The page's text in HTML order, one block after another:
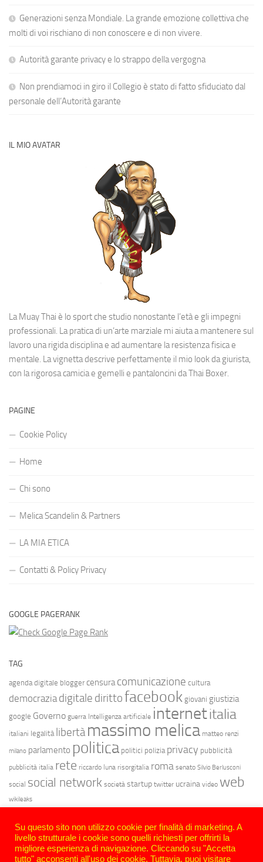
Generazioni senza Mondiale. La grande emozione collettiva che
molti di voi rischiano di non conoscere e di non vivere.
Autorità garante privacy e lo strappo della vergogna
Non prendiamoci in giro il Collegio è stato di fatto sfiduciato dal
personale dell’Autorità garante
IL MIO AVATAR
La Muay Thai è lo sport che studio nonostante l’età e gli impegni
professionali. La pratica di un’arte marziale mi aiuta a mantenere sul
lavoro una rigida disciplina e ad aumentare la resistenza fisica e
mentale. La vignetta descrive perfettamente il mio look da giurista,
con la rigorosa camicia e gemelli e pantaloncini da Thai Boxer.
PAGINE
Cookie Policy
Home
Chi sono
Melica Scandelin & Partners
LA MIA ETICA
Contatti & Policy Privacy
GOOGLE PAGERANK
TAG
agenda digitale blogger censura comunicazione cultura
democrazia digitale dirittofacebook giovani giustizia
google Governo guerra Intelligenza artificiale internetitalia
italiani legalità libertà massimo melica matteo renzi
milano parlamento politica politici polizia privacy pubblicità
pubblicità italia rete riccardo luna risorgitalia roma senato Silvio Berlusconi
social social network società startup twitter ucraina video web
wikileaks
Su questo sito non utilizzo cookie per finalità di marketing. A
livello strutturale i cookie sono quelli richiesti per offrirti la
migliore esperienza di navigazione. Cliccando su "Accetta
tutto" acconsenti all'uso dei cookie. Tuttavia, puoi visitare